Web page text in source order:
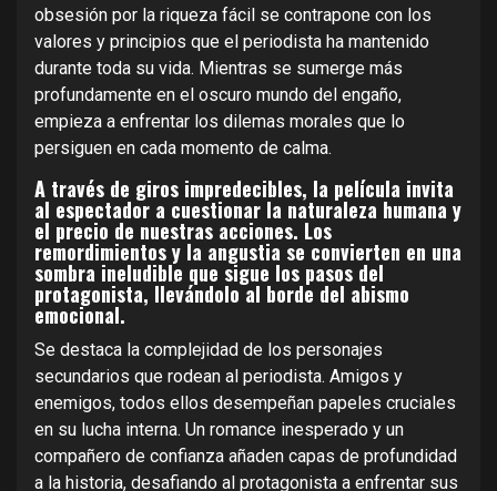
obsesión por la riqueza fácil se contrapone con los
valores y principios que el periodista ha mantenido
durante toda su vida. Mientras se sumerge más
profundamente en el oscuro mundo del engaño,
empieza a enfrentar los dilemas morales que lo
persiguen en cada momento de calma.
A través de giros impredecibles, la película invita
al espectador a cuestionar la naturaleza humana y
el precio de nuestras acciones. Los
remordimientos y la angustia se convierten en una
sombra ineludible que sigue los pasos del
protagonista, llevándolo al borde del abismo
emocional.
Se destaca la complejidad de los personajes
secundarios que rodean al periodista. Amigos y
enemigos, todos ellos desempeñan papeles cruciales
en su lucha interna. Un romance inesperado y un
compañero de confianza añaden capas de profundidad
a la historia, desafiando al protagonista a enfrentar sus